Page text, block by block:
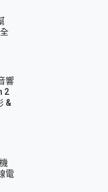
響
2
&
電